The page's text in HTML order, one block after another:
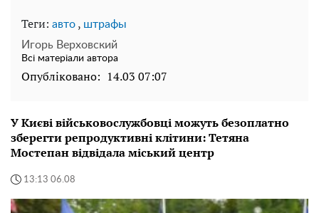
Теги: авто , штрафы
Игорь Верховский
Всі матеріали автора
Опубліковано: 14.03 07:07
У Києві військовослужбовці можуть безоплатно
зберегти репродуктивні клітини: Тетяна
Мостепан відвідала міський центр
13:13 06.08